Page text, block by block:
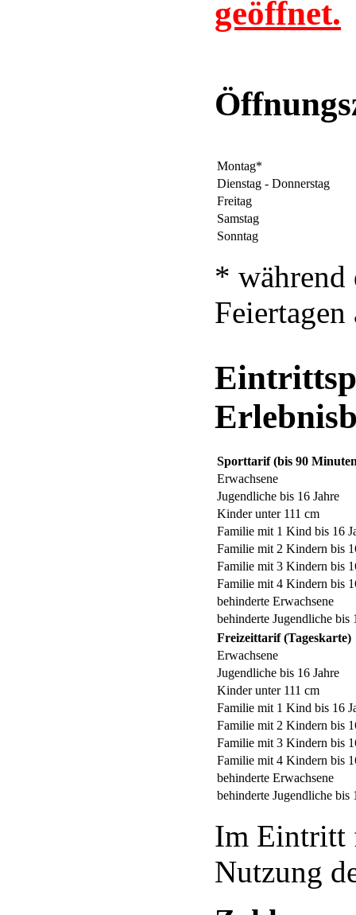
geöffnet.
Montag*
Dienstag - Donnerstag
Freitag
Samstag
Sonntag
* während
Sporttarif (bis 90
Erwachsene
Jugendliche bis 16 Jahre
Kinder unter 111 cm
Familie mit 1 Kind bis 16
Familie mit 2 Kindern bis
Familie mit 3 Kindern bis
Familie mit 4 Kindern bis
behinderte Erwachsene
behinderte Jugendliche bis
Freizeittarif (Tageskarte)
Erwachsene
Jugendliche bis 16 Jahre
Kinder unter 111 cm
Familie mit 1 Kind bis 16
Familie mit 2 Kindern bis
Familie mit 3 Kindern bis
Familie mit 4 Kindern bis
behinderte Erwachsene
behinderte Jugendliche bis
Im Eintritt
Nutzung